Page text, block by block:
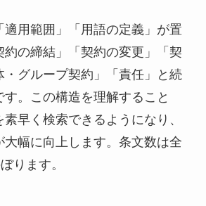
適用範囲」「用語の定義」が置
約の締結」「契約の変更」「契
・グループ契約」「責任」と続
す。この構造を理解すること
早く検索できるようになり、
大幅に向上します。条文数は全
ります。